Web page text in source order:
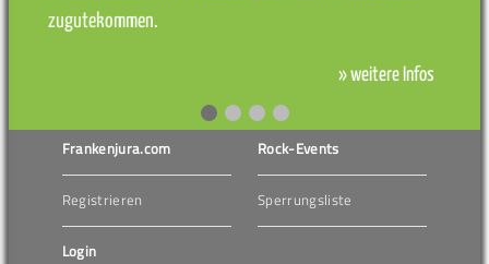
zugutekommen.
» weitere Infos
Frankenjura.com
Registrieren
Login
Rock-Events
Sperrungsliste